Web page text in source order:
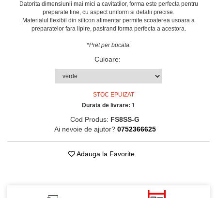
Datorita dimensiunii mai mici a cavitatilor, forma este perfecta pentru
preparate fine, cu aspect uniform si detalii precise.
Materialul flexibil din silicon alimentar permite scoaterea usoara a
preparatelor fara lipire, pastrand forma perfecta a acestora.
*Pret per bucata.
Culoare:
STOC EPUIZAT
Durata de livrare: 1
Cod Produs: FS8SS-G
Ai nevoie de ajutor? 0752366625
Adauga la Favorite